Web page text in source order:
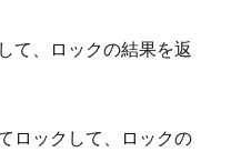
て、ロックの結果を返
ロックして、ロックの